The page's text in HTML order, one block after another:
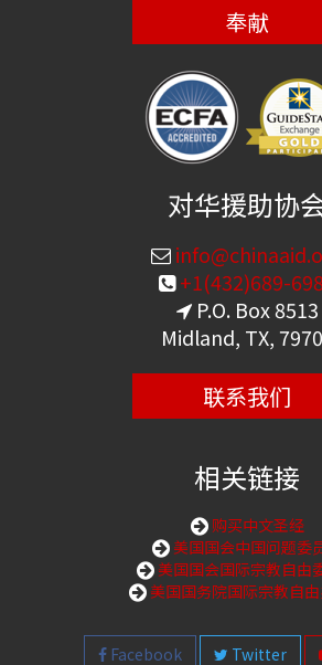
奉献
对华援助协
+1(432)689-
P.O. Box 8513
Midland, TX,
联系我们
相关链接
购买中文圣经
美国国会中国问题委
美国国会国际宗教自由
美国国务院国际宗教自
Facebook Twitter